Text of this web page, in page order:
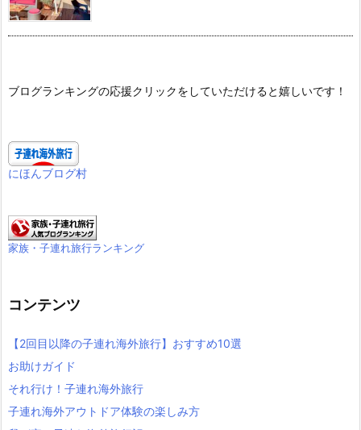
ブログランキングの応援クリックをしていただけると嬉しいです！
にほんブログ村
家族・子連れ旅行ランキング
コンテンツ
【2回目以降の子連れ海外旅行】おすすめ10選
お助けガイド
それ行け！子連れ海外旅行
子連れ海外アウトドア体験の楽しみ方